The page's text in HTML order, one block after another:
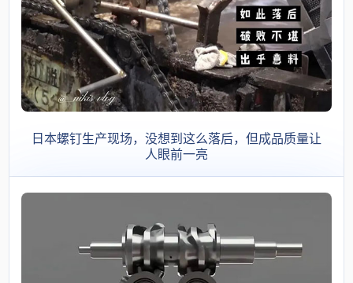
日本螺钉生产现场，没想到这么落后，但成品质量让
人眼前一亮